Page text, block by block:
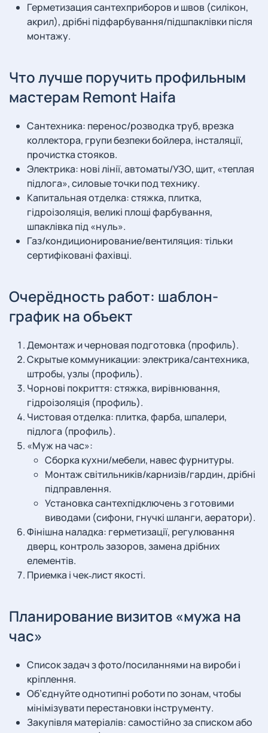
Герметизация сантехприборов и швов (силікон,
акрил), дрібні підфарбування/підшпаклівки після
монтажу.
Что лучше поручить профильным
мастерам Remont Haifa
Сантехника: перенос/розводка труб, врезка
коллектора, групи безпеки бойлера, інсталяції,
прочистка стояков.
Электрика: нові лінії, автоматы/УЗО, щит, «теплая
підлога», силовые точки под технику.
Капитальная отделка: стяжка, плитка,
гідроізоляція, великі площі фарбування,
шпаклівка під «нуль».
Газ/кондиционирование/вентиляция: тільки
сертифіковані фахівці.
Очерёдность работ: шаблон-
график на объект
Демонтаж и черновая подготовка (профиль).
Скрытые коммуникации: электрика/сантехника,
штробы, узлы (профиль).
Чорнові покриття: стяжка, вирівнювання,
гідроізоляція (профиль).
Чистовая отделка: плитка, фарба, шпалери,
підлога (профиль).
«Муж на час»:
Сборка кухни/мебели, навес фурнитуры.
Монтаж світильників/карнизів/гардин, дрібні
підправлення.
Установка сантехпідключень з готовими
виводами (сифони, гнучкі шланги, аератори).
Фінішна наладка: герметизації, регулювання
дверц, контроль зазоров, замена дрібних
елементів.
Приемка і чек‑лист якості.
Планирование визитов «мужа на
час»
Список задач з фото/посиланнями на вироби і
кріплення.
Об’єднуйте однотипні роботи по зонам, чтобы
мінімізувати перестановки інструменту.
Закупівля матеріалів: самостійно за списком або